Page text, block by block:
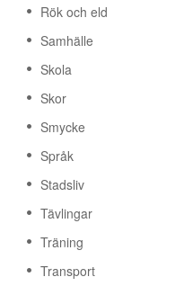
Rök och eld
Samhälle
Skola
Skor
Smycke
Språk
Stadsliv
Tävlingar
Träning
Transport